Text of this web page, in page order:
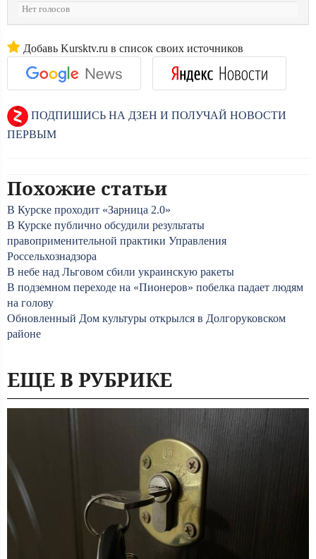
Нет голосов
Добавь Kursktv.ru в список своих источников
ПОДПИШИСЬ НА ДЗЕН И ПОЛУЧАЙ НОВОСТИ
ПЕРВЫМ
Похожие статьи
В Курске проходит «Зарница 2.0»
В Курске публично обсудили результаты
правоприменительной практики Управления
Россельхознадзора
В небе над Льговом сбили украинскую ракеты
В подземном переходе на «Пионеров» побелка падает людям
на голову
Обновленный Дом культуры открылся в Долгоруковском
районе
ЕЩЕ В РУБРИКЕ